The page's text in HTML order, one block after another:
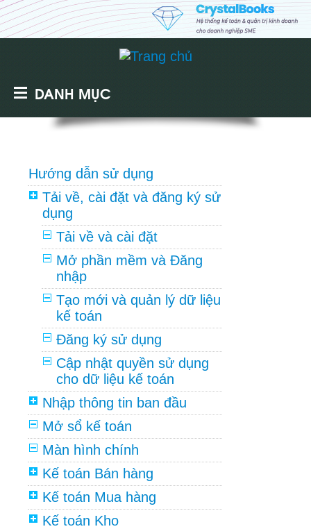
DANH MỤC
Hướng dẫn sử dụng
Tải về, cài đặt và đăng ký sử
dụng
Tải về và cài đặt
Mở phần mềm và Đăng
nhập
Tạo mới và quản lý dữ liệu
kế toán
Đăng ký sử dụng
Cập nhật quyền sử dụng
cho dữ liệu kế toán
Nhập thông tin ban đầu
Mở sổ kế toán
Màn hình chính
Kế toán Bán hàng
Kế toán Mua hàng
Kế toán Kho